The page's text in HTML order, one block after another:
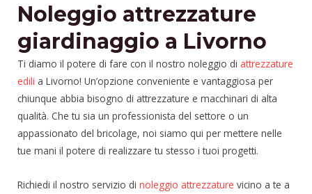
Noleggio attrezzature
giardinaggio a Livorno
Ti diamo il potere di fare con il nostro noleggio di attrezzature
edili a Livorno! Un’opzione conveniente e vantaggiosa per
chiunque abbia bisogno di attrezzature e macchinari di alta
qualità. Che tu sia un professionista del settore o un
appassionato del bricolage, noi siamo qui per mettere nelle
tue mani il potere di realizzare tu stesso i tuoi progetti.
Richiedi il nostro servizio di noleggio attrezzature vicino a te a